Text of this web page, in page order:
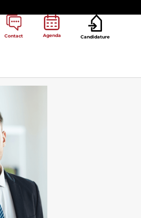
Contact Agenda Candidature